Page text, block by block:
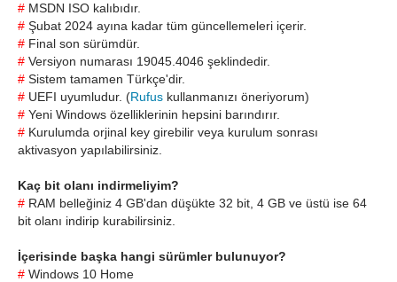
# MSDN ISO kalıbıdır.
# Şubat 2024 ayına kadar tüm güncellemeleri içerir.
# Final son sürümdür.
# Versiyon numarası 19045.4046 şeklindedir.
# Sistem tamamen Türkçe'dir.
# UEFI uyumludur. (Rufus kullanmanızı öneriyorum)
# Yeni Windows özelliklerinin hepsini barındırır.
# Kurulumda orjinal key girebilir veya kurulum sonrası
aktivasyon yapılabilirsiniz.
Kaç bit olanı indirmeliyim?
# RAM belleğiniz 4 GB'dan düşükte 32 bit, 4 GB ve üstü ise 64
bit olanı indirip kurabilirsiniz.
İçerisinde başka hangi sürümler bulunuyor?
# Windows 10 Home